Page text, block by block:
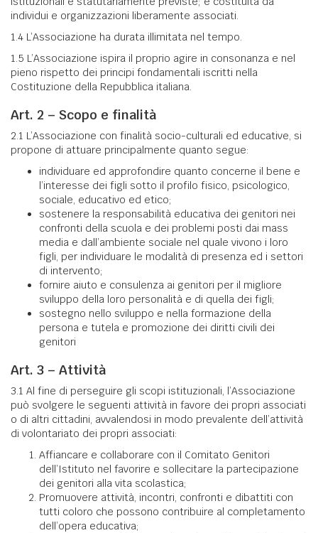
individui e organizzazioni liberamente associati.
1.4 L’Associazione ha durata illimitata nel tempo.
1.5 L’Associazione ispira il proprio agire in consonanza e nel
pieno rispetto dei principi fondamentali iscritti nella
Costituzione della Repubblica italiana.
Art. 2 – Scopo e finalità
2.1 L’Associazione con finalità socio-culturali ed educative, si
propone di attuare principalmente quanto segue:
individuare ed approfondire quanto concerne il bene e
l’interesse dei figli sotto il profilo fisico, psicologico,
sociale, educativo ed etico;
sostenere la responsabilità educativa dei genitori nei
confronti della scuola e dei problemi posti dai mass
media e dall’ambiente sociale nel quale vivono i loro
figli, per individuare le modalità di presenza ed i settori
di intervento;
fornire aiuto e consulenza ai genitori per il migliore
sviluppo della loro personalità e di quella dei figli;
sostegno nello sviluppo e nella formazione della
persona e tutela e promozione dei diritti civili dei
genitori
Art. 3 – Attività
3.1 Al fine di perseguire gli scopi istituzionali, l’Associazione
può svolgere le seguenti attività in favore dei propri associati
o di altri cittadini, avvalendosi in modo prevalente dell’attività
di volontariato dei propri associati:
Affiancare e collaborare con il Comitato Genitori
dell’Istituto nel favorire e sollecitare la partecipazione
dei genitori alla vita scolastica;
Promuovere attività, incontri, confronti e dibattiti con
tutti coloro che possono contribuire al completamento
dell’opera educativa;